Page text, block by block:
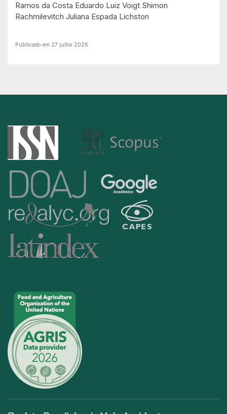
Ramos da Costa Eduardo Luiz Voigt Shimon
Rachmilevitch Juliana Espada Lichston
Publicado em 27 julho 2026